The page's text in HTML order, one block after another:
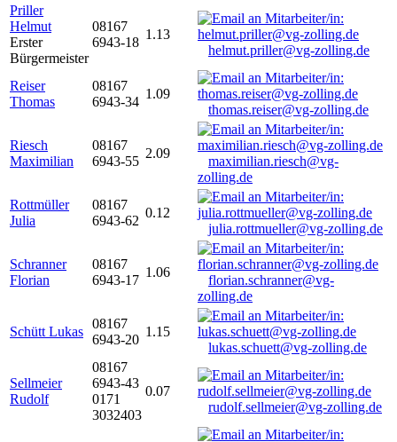
Priller
Helmut
Erster
Bürgermeister
08167
6943-18
1.13
helmut.priller@vg-zolling.de
Reiser
Thomas
08167
6943-34
1.09
thomas.reiser@vg-zolling.de
Riesch
Maximilian
08167
6943-55
2.09
maximilian.riesch@vg-
zolling.de
Rottmüller
Julia
08167
6943-62
0.12
julia.rottmueller@vg-zolling.de
Schranner
Florian
08167
6943-17
1.06
florian.schranner@vg-
zolling.de
Schütt Lukas
08167
6943-20
1.15
lukas.schuett@vg-zolling.de
Sellmeier
Rudolf
08167
6943-43
0171
3032403
0.07
rudolf.sellmeier@vg-zolling.de